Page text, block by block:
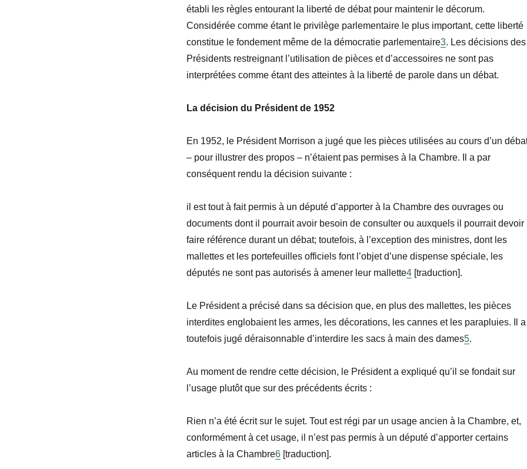
établi les règles entourant la liberté de débat pour maintenir le décorum.
Considérée comme étant le privilège parlementaire le plus important, cette liberté
constitue le fondement même de la démocratie parlementaire3. Les décisions des
Présidents restreignant l’utilisation de pièces et d’accessoires ne sont pas
interprétées comme étantdes atteintes à la liberté de parole dans un débat.
La décision du Président de 1952
En 1952, le Président Morrison a jugé que les pièces utilisées au cours d’un
– pour illustrer des propos– n’étaient pas permises à la Chambre. Il a par
conséquent rendu la décision suivante :
il est tout à fait permis à un député d’apporter à la Chambre des ouvrages ou
documents dont il pourrait avoir besoin de consulter ou auxquels il pourrait devoir
faire référence durant un débat; toutefois, à l’exception des ministres, dont les
mallettes et les portefeuilles officiels font l’objet d’une dispense spéciale, les
députés ne sont pas autorisés à amener leur mallette4[traduction].
Le Président a précisé dans sa décision que, en plus des mallettes, les pièces
interdites englobaient les armes, les décorations, les cannes et les parapluies. Il a
toutefois jugé déraisonnable d’interdire les sacs à main des dames5.
Au moment de rendre cette décision, le Président a expliqué qu’il se fondait sur
l’usage plutôt que sur des précédents écrits :
Rien n’a été écrit sur le sujet. Tout est régi par un usage ancien à la Chambre, et,
conformément à cet usage, il n’est pas permis à un député d’apporter certains
articles à la Chambre6[traduction].